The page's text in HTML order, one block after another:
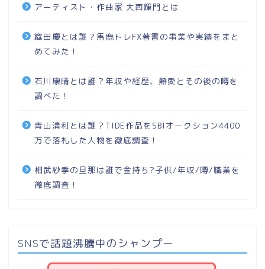
アーティスト・作曲家 大西輝門とは
織田慶とは誰？馬鹿トレFX著書の事業や実績をまと
めてみた！
石川康晴とは誰？年収や経歴、熱愛とその後の噂を
調べた！
青山清利とは誰？TIDE作品をSBIオークション4400
万で落札した人物を徹底調査！
相武紗季の旦那は誰で金持ち?子供/年収/噂/職業を
徹底調査！
SNSで話題沸騰中のシャンプー